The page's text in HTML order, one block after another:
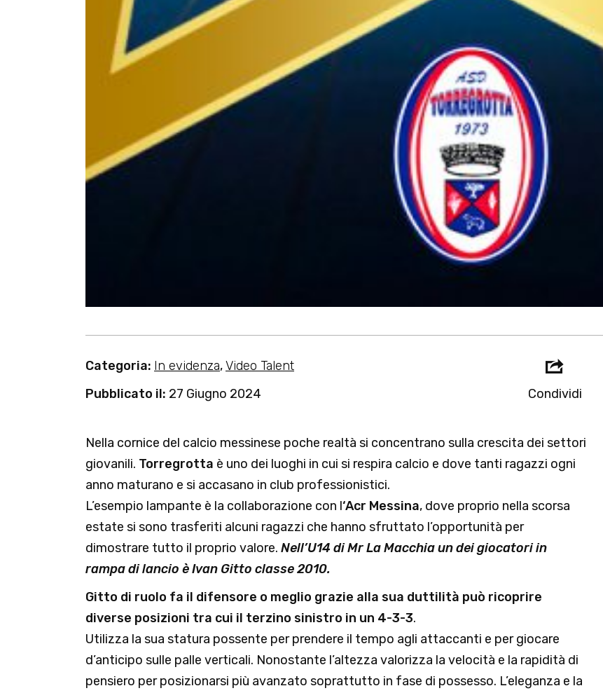
Categoria: In evidenza,Video Talent
Pubblicato il: 27 Giugno 2024 Condividi
Nella cornice del calcio messinese poche realtà si concentrano sulla crescita dei settori
giovanili. Torregrotta è uno dei luoghi in cui si respira calcio e dove tanti ragazzi ogni
anno maturano e si accasano in club professionistici.
L’esempio lampante è la collaborazione con l‘Acr Messina, dove proprio nella scorsa
estate si sono trasferiti alcuni ragazzi che hanno sfruttato l’opportunità per
dimostrare tutto il proprio valore. Nell’U14 di Mr La Macchia un dei giocatori in
rampa di lancio è Ivan Gitto classe 2010.
Gitto di ruolo fa il difensore o meglio grazie alla sua duttilità può ricoprire
diverse posizioni tra cui il terzino sinistro in un 4-3-3.
Utilizza la sua statura possente per prendere il tempo agli attaccanti e per giocare
d’anticipo sulle palle verticali. Nonostante l’altezza valorizza la velocità e la rapidità di
pensiero per posizionarsi più avanzato soprattutto in fase di possesso. L’eleganza e la